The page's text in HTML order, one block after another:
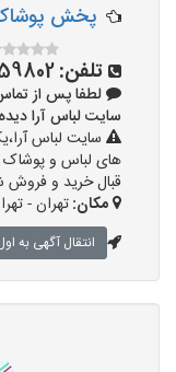
پخش
تلفن:
لطفا پس از
سایت لباس آرا دیده ام و کد
سایت لباس
های لباس و
قبال خرید و فروش
مکان:تهران -
انتقال آگهی به